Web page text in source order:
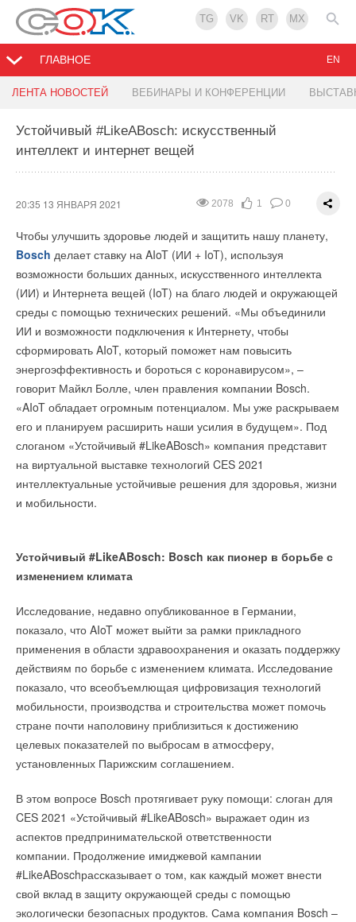
TG VK RT MX
ГЛАВНОЕ
ЛЕНТА НОВОСТЕЙ ВЕБИНАРЫ И КОНФЕРЕНЦИИ
EN
Устойчивый #LikeABosch: искусственный
интеллект и интернет вещей
2078 1 0
20:35 13 ЯНВАРЯ 2021
Чтобы улучшить здоровье людей и защитить нашу планету,
Bosch делает ставку на AIoT (ИИ + IoT), используя
возможности больших данных, искусственного интеллекта
(ИИ) и Интернета вещей (IoT) на благо людей и окружающей
среды с помощью технических решений. «Мы объединили
ИИ и возможности подключения к Интернету, чтобы
сформировать AIoT, который поможет нам повысить
энергоэффективность и бороться с коронавирусом», –
говорит Майкл Болле, член правления компании Bosch.
«AIoT обладает огромным потенциалом. Мы уже раскрываем
его и планируем расширить наши усилия в будущем». Под
слоганом «Устойчивый #LikeABosch» компания представит
на виртуальной выставке технологий CES 2021
интеллектуальные устойчивые решения для здоровья, жизни
и мобильности.
Устойчивый #LikeABosch: Bosch как пионер в борьбе с
изменением климата
Исследование, недавно опубликованное в Германии,
показало, что AIoT может выйти за рамки прикладного
применения в области здравоохранения и оказать поддержку
действиям по борьбе с изменением климата. Исследование
показало, что всеобъемлющая цифровизация технологий
мобильности, производства и строительства может помочь
стране почти наполовину приблизиться к достижению
целевых показателей по выбросам в атмосферу,
установленных Парижским соглашением.
В этом вопросе Bosch протягивает руку помощи: слоган для
CES 2021 «Устойчивый #LikeABosch» выражает один из
аспектов предпринимательской ответственности
компании. Продолжение имиджевой кампании
#LikeABoschрассказывает о том, как каждый может внести
свой вклад в защиту окружающей среды с помощью
экологически безопасных продуктов. Сама компания Bosch –
Aquatherm Moscow Awards 2021
3375 44
14:49 13 ЯНВАРЯ 2021
Приглашаем принять участие в Международной отраслевой
как и все мероприятия деловой программы выставки
Aquatherm 2021 пройдут в гибридном формате. Помимо
прямой трансляции Церемонии в режиме реального
времени у аудитории также будет возможность посмотреть
мероприятие в записи и поделиться этим роликом
в социальных сетях.
Таким образом, весь мир может виртуально посетить
Церемонию награждения ПремииAquatherm Moscow
Awardsи узнать лучших в индустрии ОВК и водоснабжения.
При просмотре мероприятия в записи на youtube канале под
роликом будут выложены ссылки на сайты продуктов-
победителей, что позволит аудитории более подробно
ознакомиться с лучшими продуктами в своей категории.
Подать заявку.
Оплатить регистрационный взнос.
Сроки подачи документации: до 18.01.2021.
Документация должна содержать максимально развернутую
информацию о номинируемом товаре/услуге/объекте или
компании, например:
Общую информацию о компании-заявителе,
сбыта.
Описания, технические характеристики, сертификаты,
объемы производства и реализации, цены и географию
продаж, и т. д. на номинируемые продукты и услуги.
Инструкции, фотографии, ссылки на статьи в Интернете,
оценки специалистов, отзывы потребителей.
Экспертный совет может запросить дополнительную
AirBird: интеллектуальный датчик загрязнения
14:14 13 ЯНВАРЯ 2021
Созданный в сотрудничестве с компанией Leapcraft,
специализирующейся на разработке датчиков, и
производителем окон Velux, прибор, получивший название
AirBird, имеет форму и цвет ярко-желтых канареек. Этих птиц
раньше привозили на угольные шахты, чья высокая
чувствительность использовалась для своевременного
Небольшое устройство AirBird с батарейным питанием
оптических датчиков постоянно измеряя температуру,
влажность и уровень углекислого газа в помещении, который
увеличивается без надлежащей вентиляции и
кондиционирования.